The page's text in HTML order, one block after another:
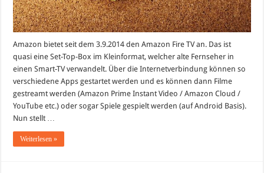
Amazon bietet seit dem 3.9.2014 den Amazon Fire TV an. Das ist
quasi eine Set-Top-Box im Kleinformat, welcher alte Fernseher in
einen Smart-TV verwandelt. Über die Internetverbindung können so
verschiedene Apps gestartet werden und es können dann Filme
gestreamt werden (Amazon Prime Instant Video / Amazon Cloud /
YouTube etc.) oder sogar Spiele gespielt werden (auf Android Basis).
Nun stellt …
Weiterlesen »